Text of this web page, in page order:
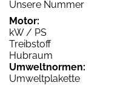
Unsere Nummer
Motor:
kW / PS
Treibstoff
Hubraum
Umweltnormen:
Umweltplakette